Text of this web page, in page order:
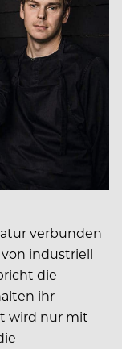
verbunden
industriell
die
ihr
wird nur mit